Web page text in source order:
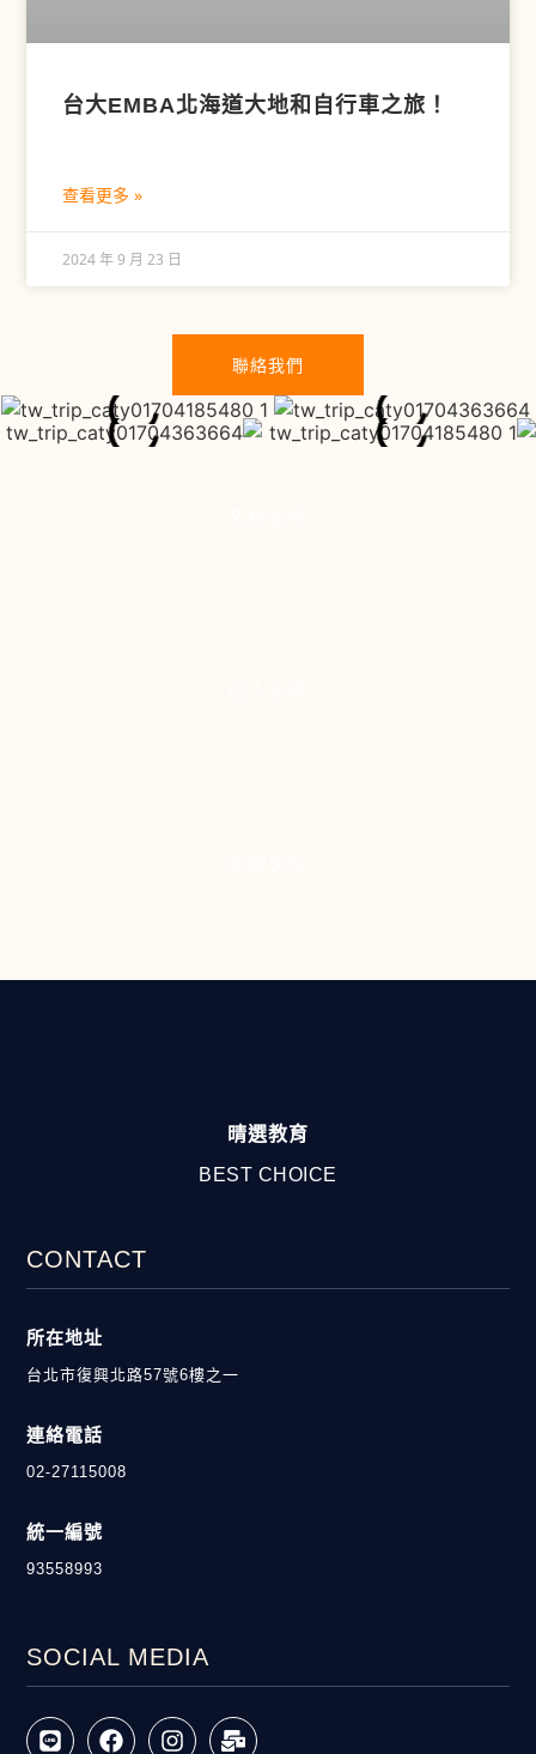
台大EMBA北海道大地和自行車之旅！
查看更多 »
2024 年 9 月 23 日
聯絡我們
晴選教育
BEST CHOICE
CONTACT
所在地址
台北市復興北路57號6樓之一
連絡電話
02-27115008
統一編號
93558993
SOCIAL MEDIA